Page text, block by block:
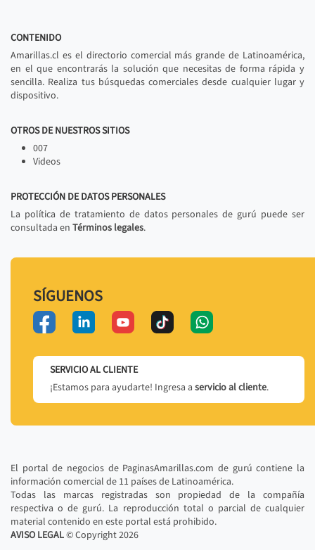
CONTENIDO
Amarillas.cl es el directorio comercial más grande de Latinoamérica,
en el que encontrarás la solución que necesitas de forma rápida y
sencilla. Realiza tus búsquedas comerciales desde cualquier lugar y
dispositivo.
OTROS DE NUESTROS SITIOS
007
Videos
PROTECCIÓN DE DATOS PERSONALES
La política de tratamiento de datos personales de gurú puede ser
consultada en Términos legales.
SÍGUENOS
SERVICIO AL CLIENTE
¡Estamos para ayudarte! Ingresa a servicio al cliente.
El portal de negocios de PaginasAmarillas.com de gurú contiene la
información comercial de 11 países de Latinoamérica.
Todas las marcas registradas son propiedad de la compañía
respectiva o de gurú. La reproducción total o parcial de cualquier
material contenido en este portal está prohibido.
AVISO LEGAL© Copyright2026